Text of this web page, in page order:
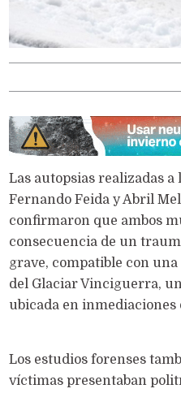
Las autopsias realizadas
Fernando Feida y Abril
confirmaron que ambos
consecuencia de un
grave, compatible con
del Glaciar Vinciguerra,
ubicada en inmediaciones
Los estudios forenses
víctimas presentaban